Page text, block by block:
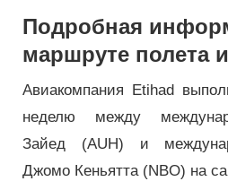
Подробная
маршруте полета
Авиакомпания Etihad
неделю между
Зайед (AUH) и
Джомо Кеньятта (NBO) на